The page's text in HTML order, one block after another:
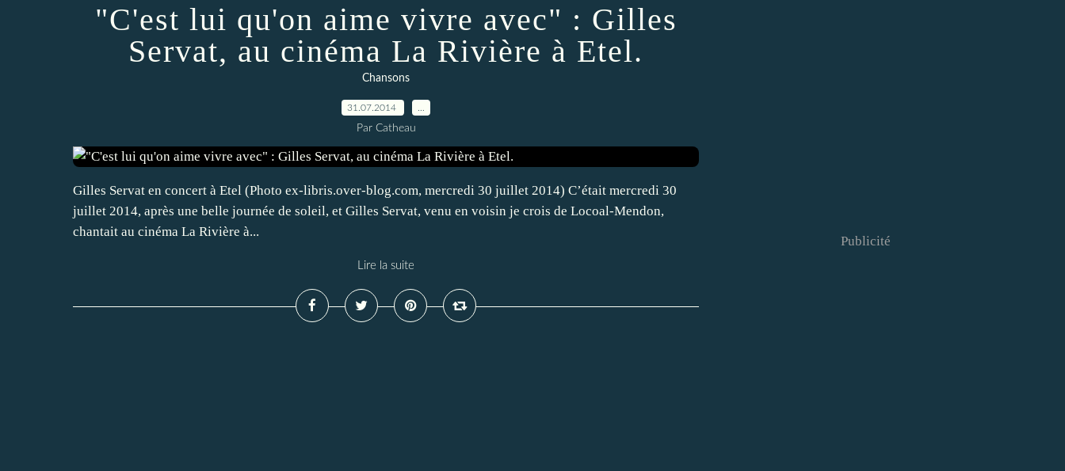
"C'est lui qu'on aime vivre avec" : Gilles
Servat, au cinéma La Rivière à Etel.
Chansons
31.07.2014
Par Catheau
Gilles Servat en concert à Etel (Photo ex-libris.over-blog.com, mercredi 30 juillet 2014) C’était mercredi 30
juillet 2014, après une belle journée de soleil, et Gilles Servat, venu en voisin je crois de Locoal-Mendon,
chantait au cinéma La Rivière à...
Lire la suite
Publicité